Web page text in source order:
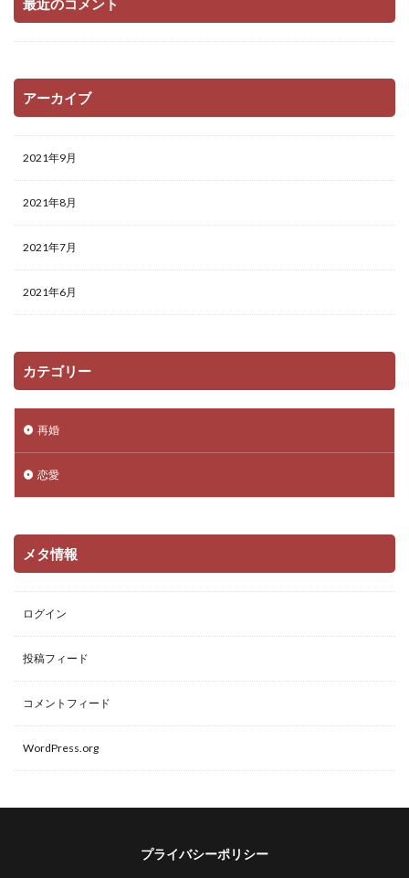
最近のコメント
アーカイブ
2021年9月
2021年8月
2021年7月
2021年6月
カテゴリー
再婚
恋愛
メタ情報
ログイン
投稿フィード
コメントフィード
WordPress.org
プライバシーポリシー